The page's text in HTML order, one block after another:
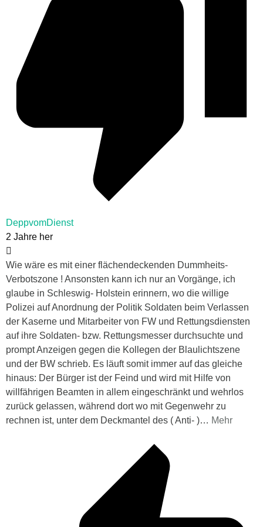
DeppvomDienst
2 Jahre her
Wie wäre es mit einer flächendeckenden Dummheits-
Verbotszone ! Ansonsten kann ich nur an Vorgänge, ich
glaube in Schleswig- Holstein erinnern, wo die willige
Polizei auf Anordnung der Politik Soldaten beim Verlassen
der Kaserne und Mitarbeiter von FW und Rettungsdiensten
auf ihre Soldaten- bzw. Rettungsmesser durchsuchte und
prompt Anzeigen gegen die Kollegen der Blaulichtszene
und der BW schrieb. Es läuft somit immer auf das gleiche
hinaus: Der Bürger ist der Feind und wird mit Hilfe von
willfährigen Beamten in allem eingeschränkt und wehrlos
zurück gelassen, während dort wo mit Gegenwehr zu
rechnen ist, unter dem Deckmantel des ( Anti- )… Mehr